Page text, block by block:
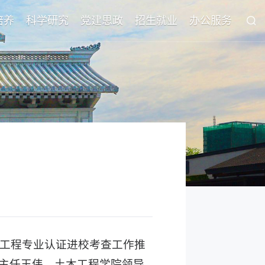
养 科学研究 党建思政 招生就业 办公服务
程专业认证进校考查工作推